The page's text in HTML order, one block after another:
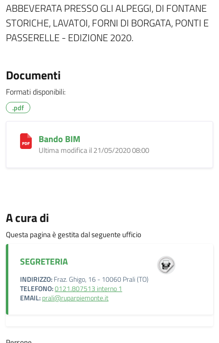
ABBEVERATA PRESSO GLI ALPEGGI, DI FONTANE
STORICHE, LAVATOI, FORNI DI BORGATA, PONTI E
PASSERELLE - EDIZIONE 2020.
Documenti
Formati disponibili:
.pdf
Bando BIM
Ultima modifica il 21/05/2020 08:00
A cura di
Questa pagina è gestita dal seguente ufficio
SEGRETERIA
INDIRIZZO:Fraz. Ghigo, 16 - 10060 Prali (TO)
TELEFONO:0121.807513 interno 1
EMAIL:prali@ruparpiemonte.it